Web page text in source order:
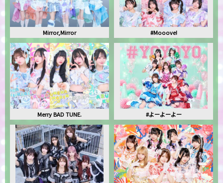
Mirror,Mirror #Mooove!
Merry BAD TUNE. #よーよーよー